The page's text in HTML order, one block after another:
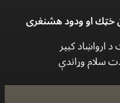
خټك او ودود هشنغرى
ارواښاد كبير
سلام وړاندې